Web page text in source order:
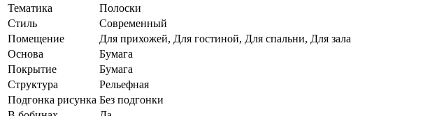
Тематика
Полоски
Стиль
Современный
Помещение
Для прихожей, Для гостиной, Для спальни, Для зала
Основа
Бумага
Покрытие
Бумага
Структура
Рельефная
Подгонка рисунка Без подгонки